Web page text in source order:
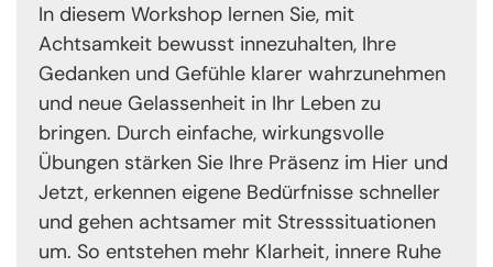
In diesem Workshop lernen Sie, mit
Achtsamkeit bewusst innezuhalten, Ihre
Gedanken und Gefühle klarer wahrzunehmen
und neue Gelassenheit in Ihr Leben zu
bringen. Durch einfache, wirkungsvolle
Übungen stärken Sie Ihre Präsenz im Hier und
Jetzt, erkennen eigene Bedürfnisse schneller
und gehen achtsamer mit Stresssituationen
um. So entstehen mehr Klarheit, innere Ruhe